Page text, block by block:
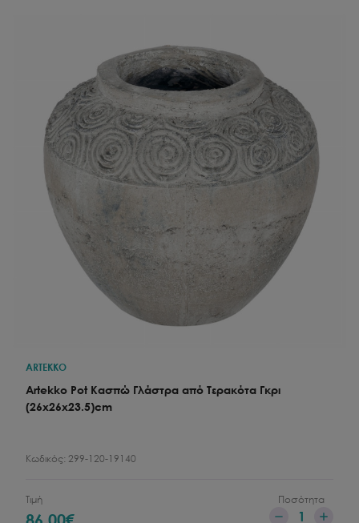
ARTEKKO
Artekko Pot Κασπώ Γλάστρα από Τερακότα Γκρι
(26x26x23.5)cm
Κωδικός: 299-120-19140
Τιμή
86.00€
Ποσότητα
1